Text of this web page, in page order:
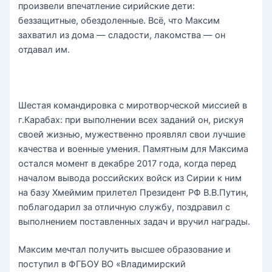
произвели впечатление сирийские дети:
беззащитные, обездоленные. Всё, что Максим
захватил из дома — сладости, лакомства — он
отдавал им.
Шестая командировка с миротворческой миссией в
г.Карабах: при выполнении всех заданий он, рискуя
своей жизнью, мужественно проявлял свои лучшие
качества и военные умения. Памятным для Максима
остался момент в декабре 2017 года, когда перед
началом вывода российских войск из Сирии к ним
на базу Хмеймим прилетел Президент РФ В.В.Путин,
поблагодарил за отличную службу, поздравил с
выполнением поставленных задач и вручил награды.
Максим мечтал получить высшее образование и
поступил в ФГБОУ ВО «Владимирский